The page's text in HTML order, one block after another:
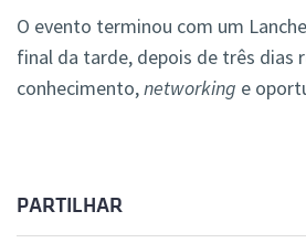
O evento terminou com um
final da tarde, depois de três dias
conhecimento,networking e
PARTILHAR